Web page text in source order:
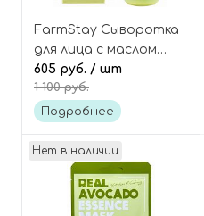
FarmStay Сыворотка
для лица с маслом
авокадо Real avocado
nutrition oil serum
605 руб. / шт
1 100 руб.
Подробнее
Нет в наличии